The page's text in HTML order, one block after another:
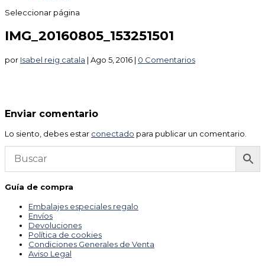
Seleccionar página
IMG_20160805_153251501
por Isabel reig catala | Ago 5, 2016 | 0 Comentarios
Enviar comentario
Lo siento, debes estar conectado para publicar un comentario.
Guía de compra
Embalajes especiales regalo
Envíos
Devoluciones
Política de cookies
Condiciones Generales de Venta
Aviso Legal